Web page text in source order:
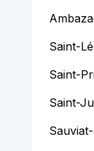
Saint-
Saint-
Saint-